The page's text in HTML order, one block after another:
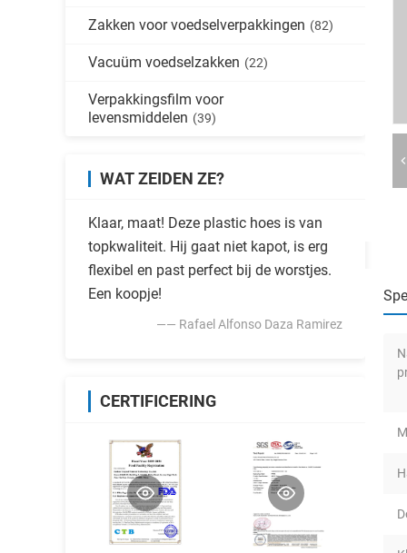
Zakken voor voedselverpakkingen (82)
Vacuüm voedselzakken (22)
Verpakkingsfilm voor
levensmiddelen (39)
WAT ZEIDEN ZE?
Klaar, maat! Deze plastic hoes is van
topkwaliteit. Hij gaat niet kapot, is erg
flexibel en past perfect bij de worstjes.
Een koopje!
—— Rafael Alfonso Daza Ramirez
CERTIFICERING